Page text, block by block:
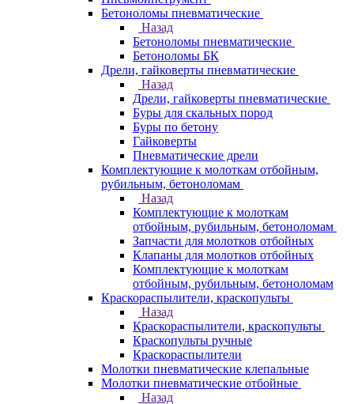
Бетоноломы пневматические
Назад
Бетоноломы пневматические
Бетоноломы БК
Дрели, гайковерты пневматические
Назад
Дрели, гайковерты пневматические
Буры для скальных пород
Буры по бетону
Гайковерты
Пневматические дрели
Комплектующие к молоткам отбойным,
рубильным, бетоноломам
Назад
Комплектующие к молоткам
отбойным, рубильным, бетоноломам
Запчасти для молотков отбойных
Клапаны для молотков отбойных
Комплектующие к молоткам
отбойным, рубильным, бетоноломам
Краскораспылители, краскопульты
Назад
Краскораспылители, краскопульты
Краскопульты ручные
Краскораспылители
Молотки пневматические клепальные
Молотки пневматические отбойные
Назад